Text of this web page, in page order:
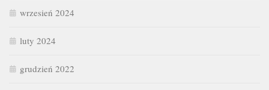
wrzesień 2024
luty 2024
grudzień 2022